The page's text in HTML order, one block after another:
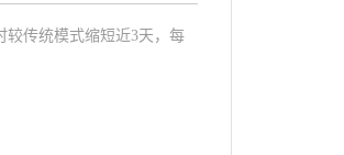
较传统模式缩短近3天，每